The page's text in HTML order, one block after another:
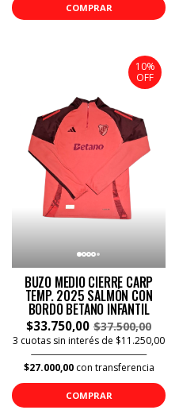
COMPRAR
10%
OFF
BUZO MEDIO CIERRE CARP
TEMP. 2025 SALMÓN CON
BORDO BETANO INFANTIL
$33.750,00 $37.500,00
3 cuotas sin interés de $11.250,00
$27.000,00con transferencia
COMPRAR